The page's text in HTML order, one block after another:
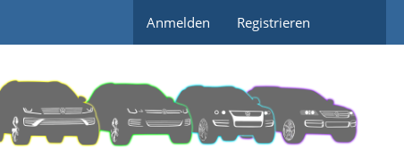
Anmelden Registrieren